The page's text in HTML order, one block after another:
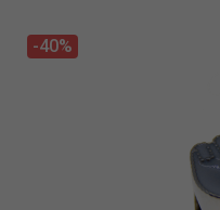
-40%